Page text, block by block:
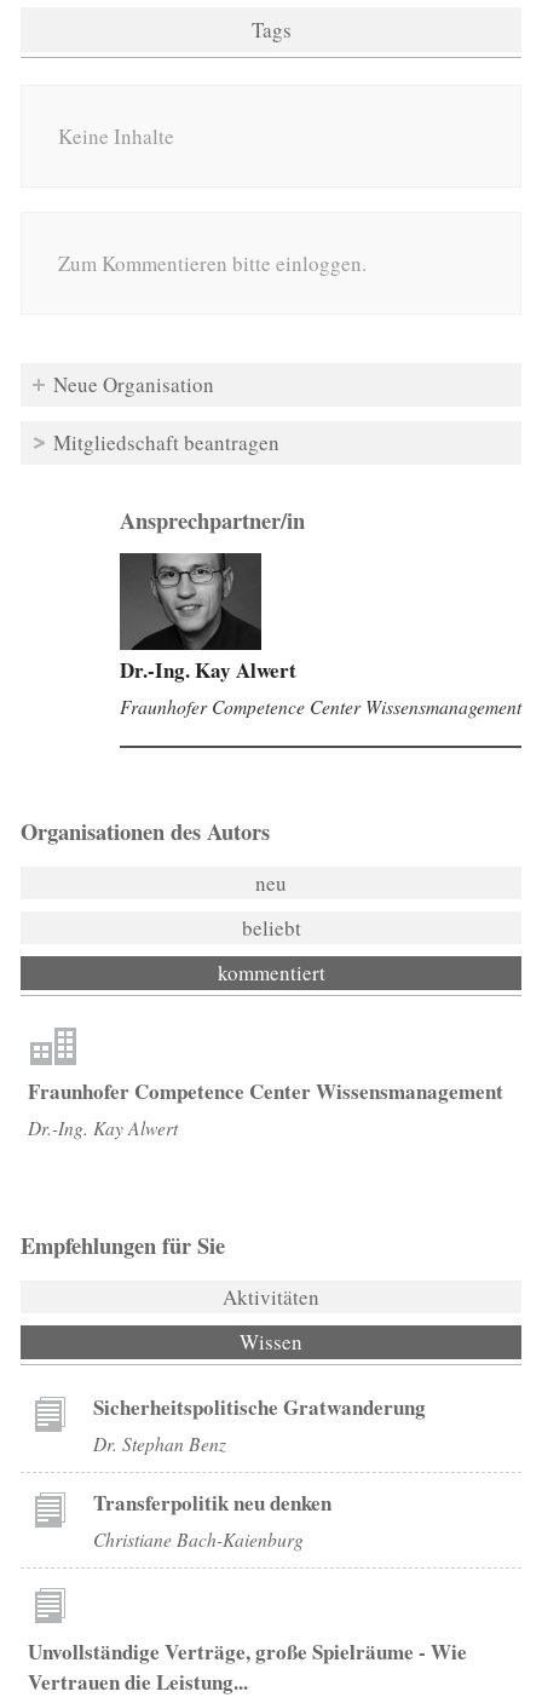
Tags
Keine Inhalte
Zum Kommentieren bitte einloggen.
Neue Organisation
Mitgliedschaft beantragen
Ansprechpartner/in
Dr.-Ing. Kay Alwert
Fraunhofer Competence Center Wissensmanagement
Organisationen des Autors
neu
beliebt
kommentiert
Fraunhofer Competence Center Wissensmanagement
Dr.-Ing. Kay Alwert
Empfehlungen für Sie
Aktivitäten
Wissen
Sicherheitspolitische Gratwanderung
Dr. Stephan Benz
Transferpolitik neu denken
Christiane Bach-Kaienburg
Unvollständige Verträge, große Spielräume - Wie
Vertrauen die Leistung...